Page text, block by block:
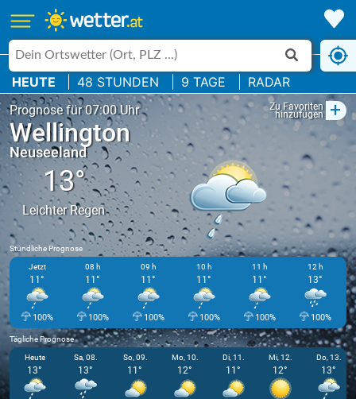
HEUTE 48 STUNDEN 9 TAGE RADAR
Prognose für 07:00 Uhr Zu Favoriten
hinzufügen +
Wellington
Neuseeland
13°
Leichter Regen
Stündliche Prognose
Jetzt
11°
100%
08 h
11°
100%
09 h
11°
100%
10 h
11°
100%
11 h
11°
100%
12 h
13°
100%
Tägliche Prognose
Heute
13°
Sa, 08.
13°
So, 09.
11°
Mo, 10.
12°
Di, 11.
11°
Mi, 12.
12°
Do, 13.
13°